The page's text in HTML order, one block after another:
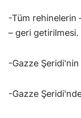
-Tüm rehinelerin
– geri getirilmesi.
-Gazze Şeridi'nin
-Gazze